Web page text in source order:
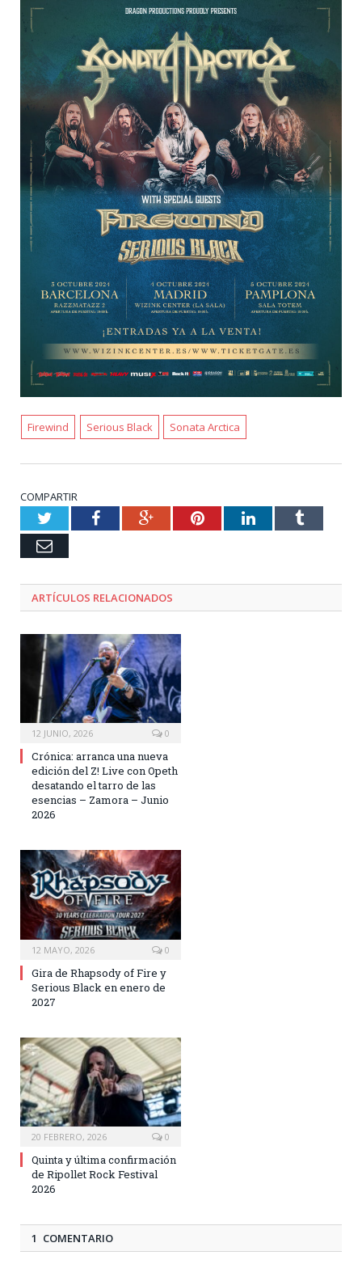
Firewind Serious Black Sonata Arctica
COMPARTIR
TwitterFacebookGoogle+PinterestLinkedInTumblr
Email
ARTÍCULOS RELACIONADOS
12 JUNIO, 2026 0
Crónica: arranca una nueva
edición del Z! Live con Opeth
desatando el tarro de las
esencias – Zamora – Junio
2026
12 MAYO, 2026 0
Gira de Rhapsody of Fire y
Serious Black en enero de
2027
20 FEBRERO, 2026 0
Quinta y última confirmación
de Ripollet Rock Festival
2026
1 COMENTARIO